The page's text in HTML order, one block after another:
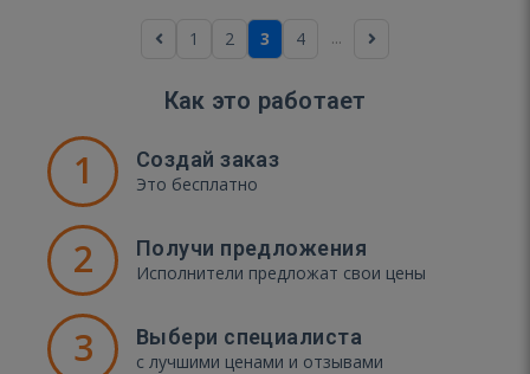
1 2 3 4 ...
Как это работает
1 Создай заказ
Это бесплатно
2 Получи предложения
Исполнители предложат свои цены
3 Выбери специалиста
с лучшими ценами и отзывами